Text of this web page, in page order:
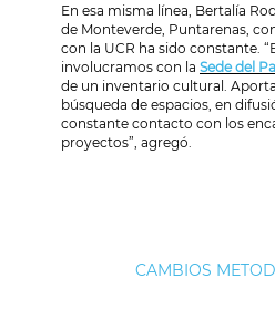
En esa misma línea, Bertalía
de Monteverde, Puntarenas,
con la UCR ha sido constante.
involucramos con la Sede del
de un inventario cultural.
búsqueda de espacios, en
constante contacto con los
proyectos”, agregó.
CAMBIOS